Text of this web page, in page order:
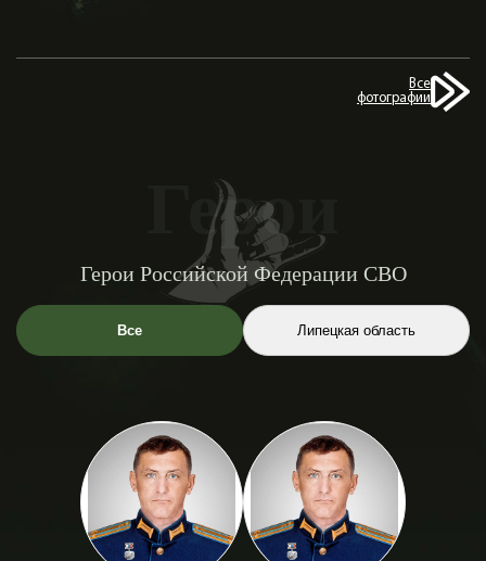
Все
фотографии
Герои
Герои Российской Федерации СВО
Все Липецкая область